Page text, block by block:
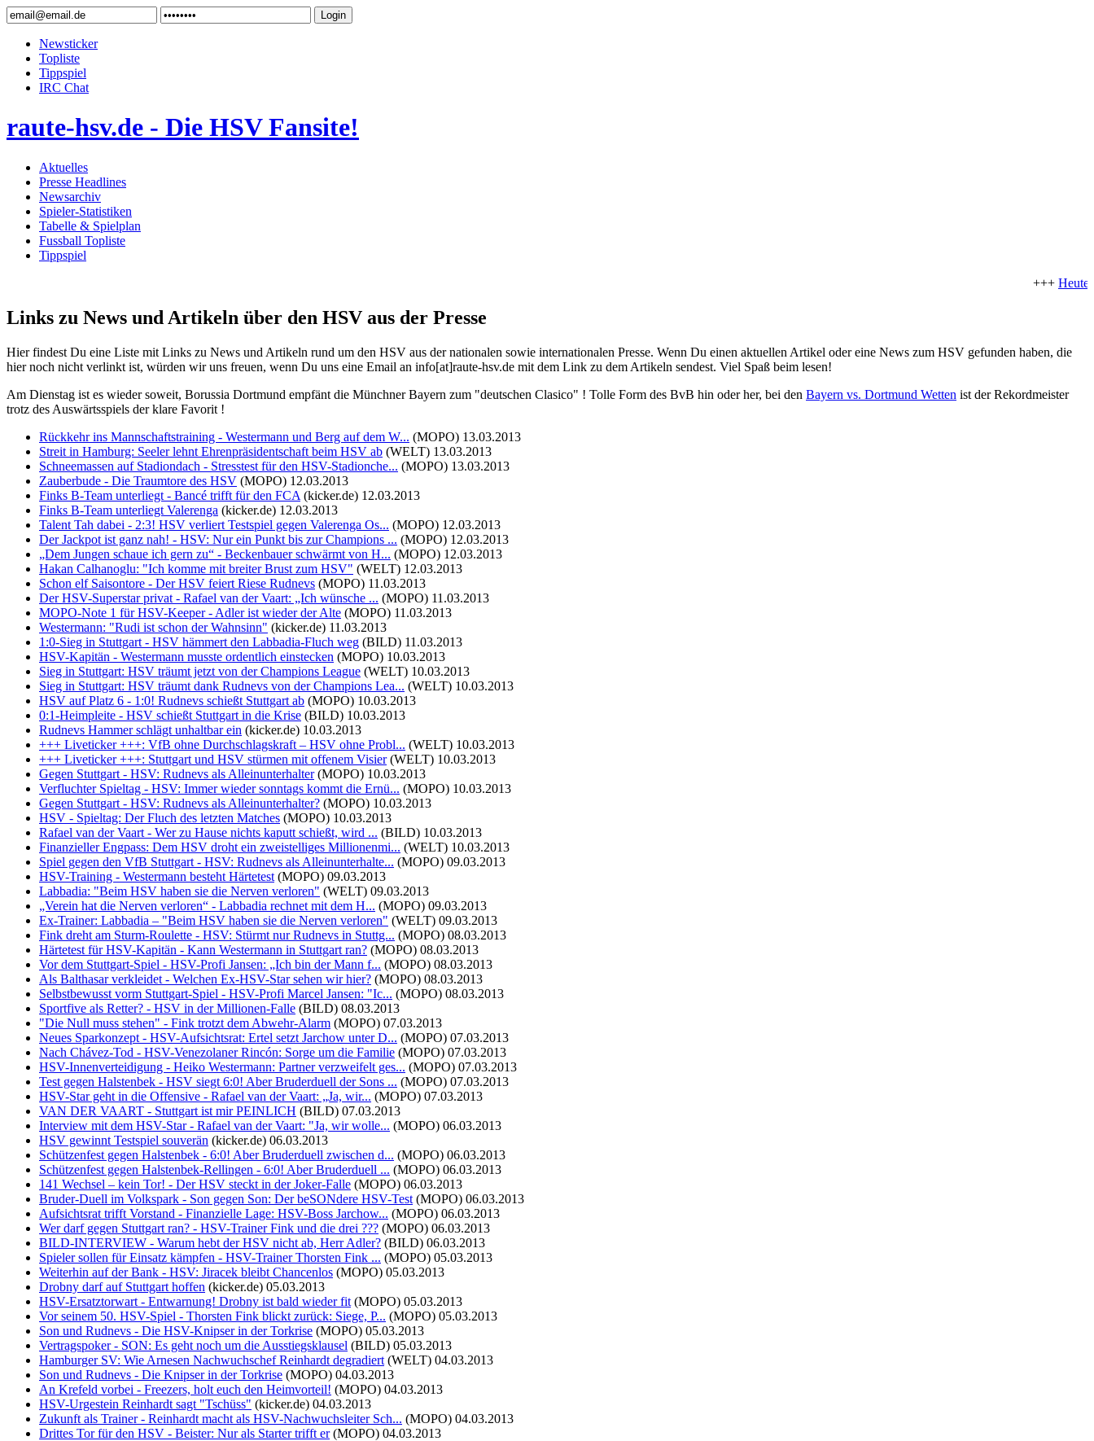
Newsticker
Topliste
Tippspiel
IRC Chat
raute-hsv.de - Die HSV Fansite!
Aktuelles
Presse Headlines
Newsarchiv
Spieler-Statistiken
Tabelle & Spielplan
Fussball Topliste
Tippspiel
+++Heute
Links zu News und Artikeln über den HSV aus der Presse
Hier findest Du eine Liste mit Links zu News und Artikeln rund um den HSV aus der nationalen sowie internationalen Presse. Wenn Du einen aktuellen Artikel oder eine News zum HSV gefunden haben, die
hier noch nicht verlinkt ist, würden wir uns freuen, wenn Du uns eine Email an info[at]raute-hsv.de mit dem Link zu dem Artikeln sendest. Viel Spaß beim lesen!
Am Dienstag ist es wieder soweit, Borussia Dortmund empfänt die Münchner Bayern zum "deutschen Clasico" ! Tolle Form des BvB hin oder her, bei den Bayern vs. Dortmund Wetten ist der Rekordmeister
trotz des Auswärtsspiels der klare Favorit !
Rückkehr ins Mannschaftstraining - Westermann und Berg auf dem W... (MOPO) 13.03.2013
Streit in Hamburg: Seeler lehnt Ehrenpräsidentschaft beim HSV ab (WELT) 13.03.2013
Schneemassen auf Stadiondach - Stresstest für den HSV-Stadionche... (MOPO) 13.03.2013
Zauberbude - Die Traumtore des HSV (MOPO) 12.03.2013
Finks B-Team unterliegt - Bancé trifft für den FCA (kicker.de) 12.03.2013
Finks B-Team unterliegt Valerenga (kicker.de) 12.03.2013
Talent Tah dabei - 2:3! HSV verliert Testspiel gegen Valerenga Os... (MOPO) 12.03.2013
Der Jackpot ist ganz nah! - HSV: Nur ein Punkt bis zur Champions ... (MOPO) 12.03.2013
„Dem Jungen schaue ich gern zu“ - Beckenbauer schwärmt von H... (MOPO) 12.03.2013
Hakan Calhanoglu: "Ich komme mit breiter Brust zum HSV" (WELT) 12.03.2013
Schon elf Saisontore - Der HSV feiert Riese Rudnevs (MOPO) 11.03.2013
Der HSV-Superstar privat - Rafael van der Vaart: „Ich wünsche ... (MOPO) 11.03.2013
MOPO-Note 1 für HSV-Keeper - Adler ist wieder der Alte (MOPO) 11.03.2013
Westermann: "Rudi ist schon der Wahnsinn" (kicker.de) 11.03.2013
1:0-Sieg in Stuttgart - HSV hämmert den Labbadia-Fluch weg (BILD) 11.03.2013
HSV-Kapitän - Westermann musste ordentlich einstecken (MOPO) 10.03.2013
Sieg in Stuttgart: HSV träumt jetzt von der Champions League (WELT) 10.03.2013
Sieg in Stuttgart: HSV träumt dank Rudnevs von der Champions Lea... (WELT) 10.03.2013
HSV auf Platz 6 - 1:0! Rudnevs schießt Stuttgart ab (MOPO) 10.03.2013
0:1-Heimpleite - HSV schießt Stuttgart in die Krise (BILD) 10.03.2013
Rudnevs Hammer schlägt unhaltbar ein (kicker.de) 10.03.2013
+++ Liveticker +++: VfB ohne Durchschlagskraft – HSV ohne Probl... (WELT) 10.03.2013
+++ Liveticker +++: Stuttgart und HSV stürmen mit offenem Visier (WELT) 10.03.2013
Gegen Stuttgart - HSV: Rudnevs als Alleinunterhalter (MOPO) 10.03.2013
Verfluchter Spieltag - HSV: Immer wieder sonntags kommt die Ernü... (MOPO) 10.03.2013
Gegen Stuttgart - HSV: Rudnevs als Alleinunterhalter? (MOPO) 10.03.2013
HSV - Spieltag: Der Fluch des letzten Matches (MOPO) 10.03.2013
Rafael van der Vaart - Wer zu Hause nichts kaputt schießt, wird ... (BILD) 10.03.2013
Finanzieller Engpass: Dem HSV droht ein zweistelliges Millionenmi... (WELT) 10.03.2013
Spiel gegen den VfB Stuttgart - HSV: Rudnevs als Alleinunterhalte... (MOPO) 09.03.2013
HSV-Training - Westermann besteht Härtetest (MOPO) 09.03.2013
Labbadia: "Beim HSV haben sie die Nerven verloren" (WELT) 09.03.2013
„Verein hat die Nerven verloren“ - Labbadia rechnet mit dem H... (MOPO) 09.03.2013
Ex-Trainer: Labbadia – "Beim HSV haben sie die Nerven verloren" (WELT) 09.03.2013
Fink dreht am Sturm-Roulette - HSV: Stürmt nur Rudnevs in Stuttg... (MOPO) 08.03.2013
Härtetest für HSV-Kapitän - Kann Westermann in Stuttgart ran? (MOPO) 08.03.2013
Vor dem Stuttgart-Spiel - HSV-Profi Jansen: „Ich bin der Mann f... (MOPO) 08.03.2013
Als Balthasar verkleidet - Welchen Ex-HSV-Star sehen wir hier? (MOPO) 08.03.2013
Selbstbewusst vorm Stuttgart-Spiel - HSV-Profi Marcel Jansen: "Ic... (MOPO) 08.03.2013
Sportfive als Retter? - HSV in der Millionen-Falle (BILD) 08.03.2013
"Die Null muss stehen" - Fink trotzt dem Abwehr-Alarm (MOPO) 07.03.2013
Neues Sparkonzept - HSV-Aufsichtsrat: Ertel setzt Jarchow unter D... (MOPO) 07.03.2013
Nach Chávez-Tod - HSV-Venezolaner Rincón: Sorge um die Familie (MOPO) 07.03.2013
HSV-Innenverteidigung - Heiko Westermann: Partner verzweifelt ges... (MOPO) 07.03.2013
Test gegen Halstenbek - HSV siegt 6:0! Aber Bruderduell der Sons ... (MOPO) 07.03.2013
HSV-Star geht in die Offensive - Rafael van der Vaart: „Ja, wir... (MOPO) 07.03.2013
VAN DER VAART - Stuttgart ist mir PEINLICH (BILD) 07.03.2013
Interview mit dem HSV-Star - Rafael van der Vaart: "Ja, wir wolle... (MOPO) 06.03.2013
HSV gewinnt Testspiel souverän (kicker.de) 06.03.2013
Schützenfest gegen Halstenbek - 6:0! Aber Bruderduell zwischen d... (MOPO) 06.03.2013
Schützenfest gegen Halstenbek-Rellingen - 6:0! Aber Bruderduell ... (MOPO) 06.03.2013
141 Wechsel – kein Tor! - Der HSV steckt in der Joker-Falle (MOPO) 06.03.2013
Bruder-Duell im Volkspark - Son gegen Son: Der beSONdere HSV-Test (MOPO) 06.03.2013
Aufsichtsrat trifft Vorstand - Finanzielle Lage: HSV-Boss Jarchow... (MOPO) 06.03.2013
Wer darf gegen Stuttgart ran? - HSV-Trainer Fink und die drei ??? (MOPO) 06.03.2013
BILD-INTERVIEW - Warum hebt der HSV nicht ab, Herr Adler? (BILD) 06.03.2013
Spieler sollen für Einsatz kämpfen - HSV-Trainer Thorsten Fink ... (MOPO) 05.03.2013
Weiterhin auf der Bank - HSV: Jiracek bleibt Chancenlos (MOPO) 05.03.2013
Drobny darf auf Stuttgart hoffen (kicker.de) 05.03.2013
HSV-Ersatztorwart - Entwarnung! Drobny ist bald wieder fit (MOPO) 05.03.2013
Vor seinem 50. HSV-Spiel - Thorsten Fink blickt zurück: Siege, P... (MOPO) 05.03.2013
Son und Rudnevs - Die HSV-Knipser in der Torkrise (MOPO) 05.03.2013
Vertragspoker - SON: Es geht noch um die Ausstiegsklausel (BILD) 05.03.2013
Hamburger SV: Wie Arnesen Nachwuchschef Reinhardt degradiert (WELT) 04.03.2013
Son und Rudnevs - Die Knipser in der Torkrise (MOPO) 04.03.2013
An Krefeld vorbei - Freezers, holt euch den Heimvorteil! (MOPO) 04.03.2013
HSV-Urgestein Reinhardt sagt "Tschüss" (kicker.de) 04.03.2013
Zukunft als Trainer - Reinhardt macht als HSV-Nachwuchsleiter Sch... (MOPO) 04.03.2013
Drittes Tor für den HSV - Beister: Nur als Starter trifft er (MOPO) 04.03.2013